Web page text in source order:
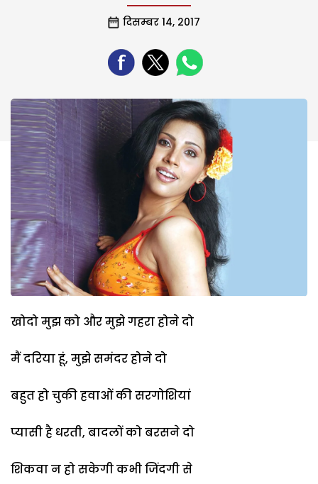
दिसम्बर 14, 2017
खोदो मुझ को और मुझे गहरा होने दो
मैं दरिया हूं, मुझे समंदर होने दो
बहुत हो चुकी हवाओं की सरगोशियां
प्यासी है धरती, बादलों को बरसने दो
शिकवा न हो सकेगी कभी जिंदगी से